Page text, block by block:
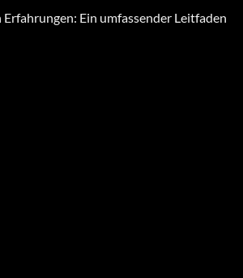
Erfahrungen: Ein umfassender Leitfaden